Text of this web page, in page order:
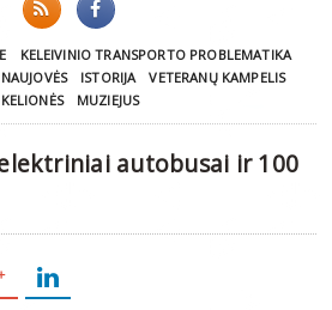
KELEIVINIO TRANSPORTO PROBLEMATIKA
ISTORIJA
VETERANŲ KAMPELIS
KELIONĖS
MUZIEJUS
autobusai ir 100